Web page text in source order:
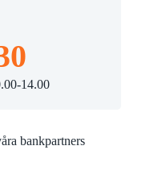
14.00
bankpartners